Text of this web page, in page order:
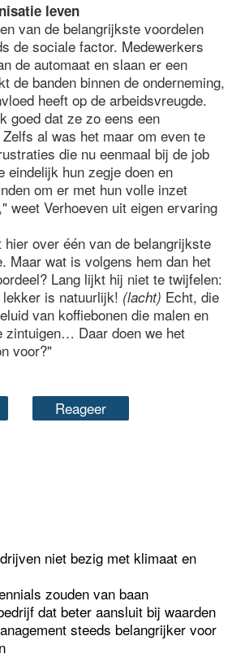
leven
van de belangrijkste voordelen
de sociale factor. Medewerkers
de automaat en slaan er een
de banden binnen de onderneming,
heeft op de arbeidsvreugde.
goed dat ze zo eens een
al was het maar om even te
die nu eenmaal bij de job
eindelijk hun zegje doen en
om er met hun volle inzet
weet Verhoeven uit eigen ervaring
hier over één van de belangrijkste
Maar wat is volgens hem dan het
Lang lijkt hij niet te twijfelen:
is natuurlijk! (lacht) Echt, die
van koffiebonen die malen en
zintuigen… Daar doen we het
voor?"
Reageer
niet bezig met klimaat en
zouden van baan
dat beter aansluit bij waarden
steeds belangrijker voor